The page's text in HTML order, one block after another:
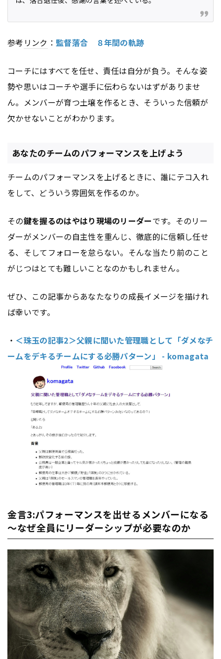
参考 リンク ： 監督落合 ８年間の軌跡
コーチにはすべてを任せ、責任は自分が負う。そんな姿
勢や思いはコーチや選手に伝わらないはずがありませ
ん。メンバーが育つ土壌を作るとき、そういった信頼が
欠かせないことがわかります。
あなたのチームのパフォーマンスを上げよう
チームのパフォーマンスを上げるときに、誰にテコ入れ
をして、どういう雰囲気を作るのか。
その鍵を握るのはやはり現場のリーダーです。そのリー
ダーがメンバーの自主性を重んじ、徹底的に信頼し任せ
る、そしてフォローを怠らない。そんな当たり前のこと
がじつはとても難しいことなのかもしれません。
ぜひ、この記事からあなたなりの成長イメージを描けれ
ば幸いです。
・ ＜珠玉の記事2＞父親に聞いた管理職として「ダメなチ
ームをデキるチームにする必勝パターン」 - komagata
金言3:パフォーマンスを出せるメンバーになる
～なぜ全員にリーダーシップが必要なのか